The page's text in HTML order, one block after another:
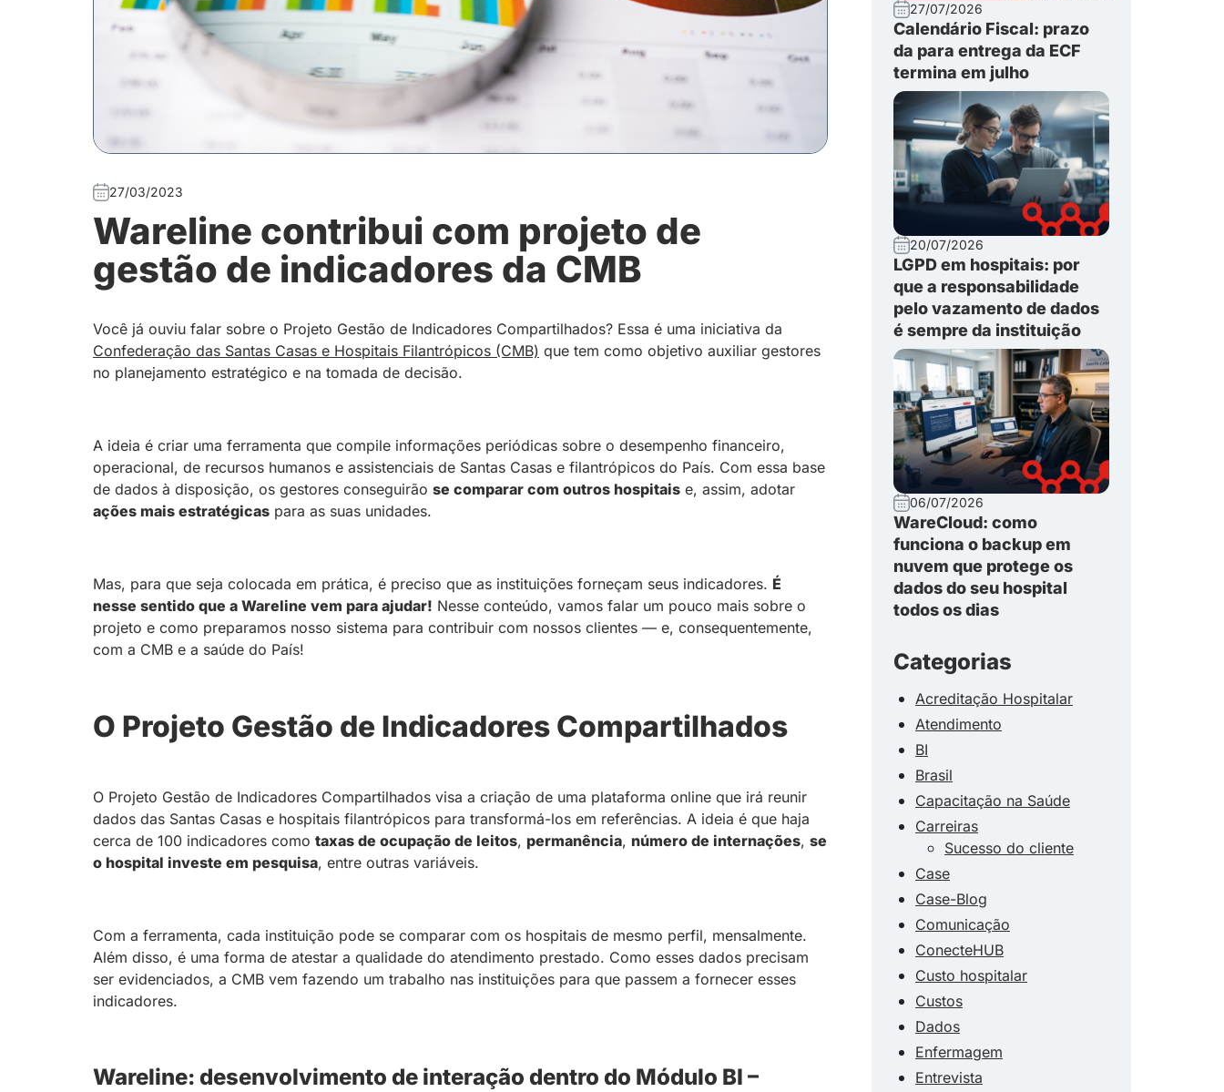
27/03/2023
Wareline contribui com projeto de
gestão de indicadores da CMB
Você já ouviu falar sobre o Projeto Gestão de Indicadores Compartilhados? Essa é uma iniciativa da
Confederação das Santas Casas e Hospitais Filantrópicos (CMB) que tem como objetivo auxiliar gestores
no planejamento estratégico e na tomada de decisão.
A ideia é criar uma ferramenta que compile informações periódicas sobre o desempenho financeiro,
operacional, de recursos humanos e assistenciais de Santas Casas e filantrópicos do País. Com essa base
de dados à disposição, os gestores conseguirão se comparar com outros hospitais e, assim, adotar
ações mais estratégicas para as suas unidades.
Mas, para que seja colocada em prática, é preciso que as instituições forneçam seus indicadores. É
nesse sentido que a Wareline vem para ajudar! Nesse conteúdo, vamos falar um pouco mais sobre o
projeto e como preparamos nosso sistema para contribuir com nossos clientes — e, consequentemente,
com a CMB e a saúde do País!
O Projeto Gestão de Indicadores Compartilhados
O Projeto Gestão de Indicadores Compartilhados visa a criação de uma plataforma online que irá reunir
dados das Santas Casas e hospitais filantrópicos para transformá-los em referências. A ideia é que haja
cerca de 100 indicadores como taxas de ocupação de leitos, permanência, número de internações, se
o hospital investe em pesquisa, entre outras variáveis.
Com a ferramenta, cada instituição pode se comparar com os hospitais de mesmo perfil, mensalmente.
Além disso, é uma forma de atestar a qualidade do atendimento prestado. Como esses dados precisam
ser evidenciados, a CMB vem fazendo um trabalho nas instituições para que passem a fornecer esses
indicadores.
Wareline: desenvolvimento de interação dentro do Módulo BI –
27/07/2026
Calendário Fiscal: prazo
da para entrega da ECF
termina em julho
20/07/2026
LGPD em hospitais: por
que a responsabilidade
pelo vazamento de dados
é sempre da instituição
06/07/2026
WareCloud: como
funciona o backup em
nuvem que protege os
dados do seu hospital
todos os dias
Categorias
Acreditação Hospitalar
Atendimento
BI
Brasil
Capacitação na Saúde
Carreiras
Sucesso do cliente
Case
Case-Blog
Comunicação
ConecteHUB
Custo hospitalar
Custos
Dados
Enfermagem
Entrevista